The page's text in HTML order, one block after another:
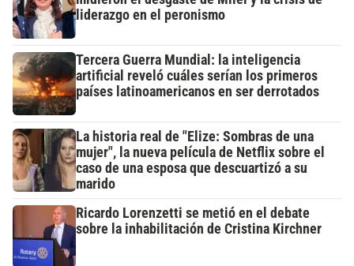
liderazgo en el peronismo
Tercera Guerra Mundial: la inteligencia
artificial reveló cuáles serían los primeros
países latinoamericanos en ser derrotados
La historia real de "Elize: Sombras de una
mujer", la nueva película de Netflix sobre el
caso de una esposa que descuartizó a su
marido
Ricardo Lorenzetti se metió en el debate
sobre la inhabilitación de Cristina Kirchner